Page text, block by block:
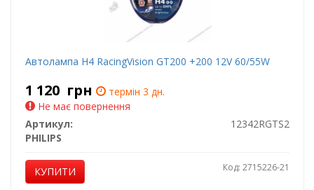
Автолампа H4 RacingVision GT200 +200 12V 60/55W
1 120 грн
термін 3 дн.
Не має повернення
Артикул:
12342RGTS2
PHILIPS
КУПИТИ Код: 2715226-21